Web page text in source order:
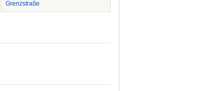
Grenzstraße